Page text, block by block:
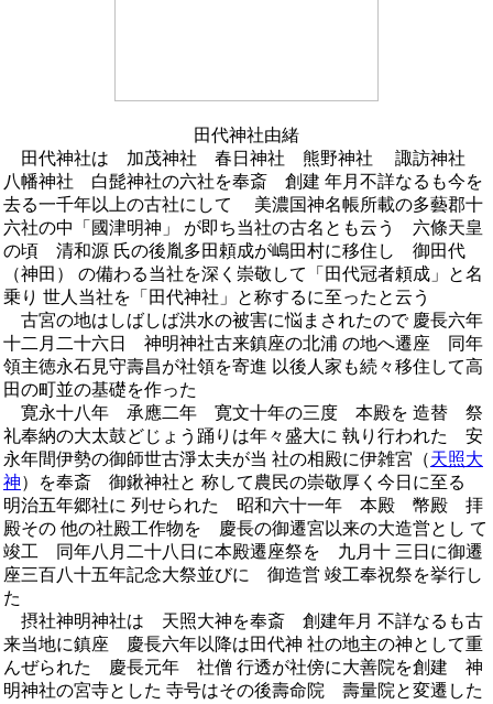
田代神社由緒
田代神社は 加茂神社 春日神社 熊野神社 諏訪神社
八幡神社 白髭神社の六社を奉斎 創建 年月不詳なるも今を
去る一千年以上の古社にして 美濃国神名帳所載の多藝郡十
六社の中「國津明神」 が即ち当社の古名とも云う 六條天皇
の頃 清和源 氏の後胤多田頼成が嶋田村に移住し 御田代
（神田） の備わる当社を深く崇敬して「田代冠者頼成」と名
乗り 世人当社を「田代神社」と称するに至ったと云う
古宮の地はしばしば洪水の被害に悩まされたので 慶長六年
十二月二十六日 神明神社古来鎮座の北浦 の地へ遷座 同年
領主徳永石見守壽昌が社領を寄進 以後人家も続々移住して高
田の町並の基礎を作った
寛永十八年 承應二年 寛文十年の三度 本殿を 造替 祭
礼奉納の大太鼓どじょう踊りは年々盛大に 執り行われた 安
永年間伊勢の御師世古淨太夫が当 社の相殿に伊雑宮（天照大
神）を奉斎 御鍬神社と 称して農民の崇敬厚く今日に至る
明治五年郷社に 列せられた 昭和六十一年 本殿 幣殿 拝
殿その 他の社殿工作物を 慶長の御遷宮以来の大造営とし て
竣工 同年八月二十八日に本殿遷座祭を 九月十 三日に御遷
座三百八十五年記念大祭並びに 御造営 竣工奉祝祭を挙行し
た
摂社神明神社は 天照大神を奉斎 創建年月 不詳なるも古
来当地に鎮座 慶長六年以降は田代神 社の地主の神として重
んぜられた 慶長元年 社僧 行透が社傍に大善院を創建 神
明神社の宮寺とした 寺号はその後壽命院 壽量院と変遷した